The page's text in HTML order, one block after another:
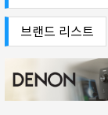
브랜드 리스트